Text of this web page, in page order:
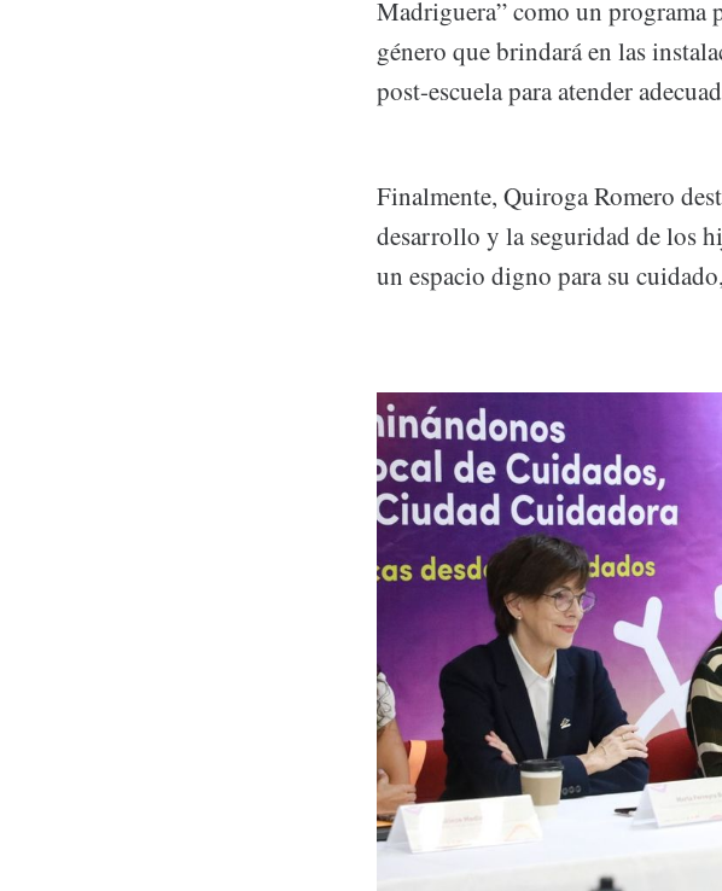
Madriguera” como un
género que brindará en las
post-escuela para atender
Finalmente, Quiroga Romero
desarrollo y la seguridad de los
un espacio digno para su